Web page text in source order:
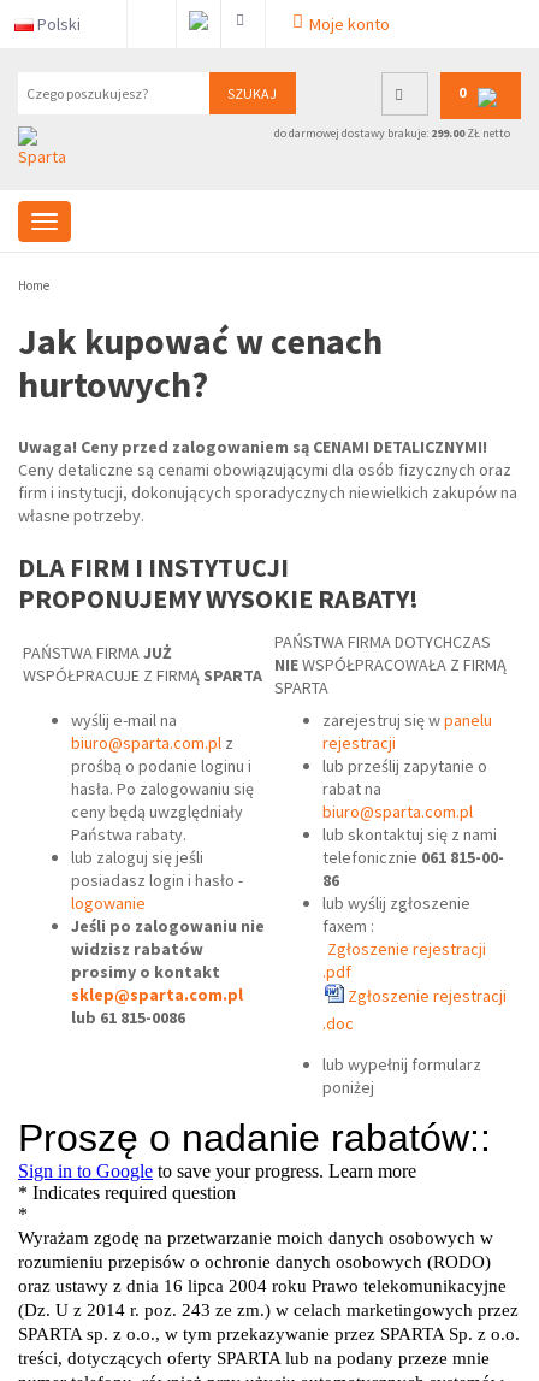
Polski Moje konto
SZUKAJ 0
do darmowej dostawy brakuje: 299.00ZŁ netto
Home
Jak kupować w cenach
hurtowych?
Uwaga! Ceny przed zalogowaniem są CENAMI DETALICZNYMI!
Ceny detaliczne są cenami obowiązującymi dla osób fizycznych oraz
firm i instytucji, dokonujących sporadycznych niewielkich zakupów na
własne potrzeby.
DLA FIRM I INSTYTUCJI
PROPONUJEMY WYSOKIE RABATY!
PAŃSTWA FIRMAJUŻ
WSPÓŁPRACUJE Z FIRMĄ SPARTA
PAŃSTWA FIRMA DOTYCHCZAS
NIEWSPÓŁPRACOWAŁA Z FIRMĄ
SPARTA
wyślij e-mail na
biuro@sparta.com.pl z
prośbą o podanie loginu i
hasła. Po zalogowaniu się
ceny będą uwzględniały
Państwa rabaty.
lub zaloguj się jeśli
posiadasz login i hasło -
logowanie
Jeśli po zalogowaniu nie
widzisz rabatów
prosimy o kontakt
sklep@sparta.com.pl
lub 61 815-0086
zarejestruj się wpanelu
rejestracji
lub prześlij zapytanie o
rabat na
biuro@sparta.com.pl
lub skontaktuj się z nami
telefonicznie 061 815-00-
86
lub wyślij zgłoszenie
faxem :
Zgłoszenie rejestracji
.pdf
Zgłoszenie rejestracji
.doc
lub wypełnij formularz
poniżej